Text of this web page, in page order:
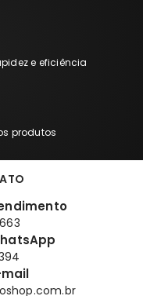
e eficiência
produtos